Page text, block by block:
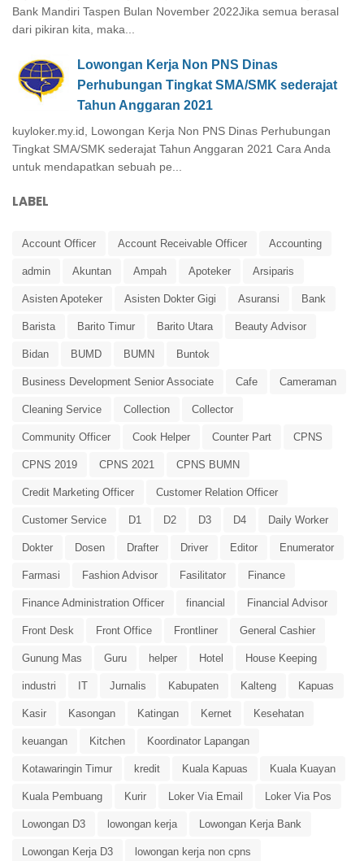
Bank Mandiri Taspen Bulan November 2022Jika semua berasal
dari pikiran kita, maka...
Lowongan Kerja Non PNS Dinas
Perhubungan Tingkat SMA/SMK sederajat
Tahun Anggaran 2021
kuyloker.my.id, Lowongan Kerja Non PNS Dinas Perhubungan
Tingkat SMA/SMK sederajat Tahun Anggaran 2021 Cara Anda
untuk mendapatkan sebuah pe...
LABEL
Account Officer Account Receivable Officer Accounting
admin Akuntan Ampah Apoteker Arsiparis
Asisten Apoteker Asisten Dokter Gigi Asuransi Bank
Barista Barito Timur Barito Utara Beauty Advisor
Bidan BUMD BUMN Buntok
Business Development Senior Associate Cafe Cameraman
Cleaning Service Collection Collector
Community Officer Cook Helper Counter Part CPNS
CPNS 2019 CPNS 2021 CPNS BUMN
Credit Marketing Officer Customer Relation Officer
Customer Service D1 D2 D3 D4 Daily Worker
Dokter Dosen Drafter Driver Editor Enumerator
Farmasi Fashion Advisor Fasilitator Finance
Finance Administration Officer financial Financial Advisor
Front Desk Front Office Frontliner General Cashier
Gunung Mas Guru helper Hotel House Keeping
industri IT Jurnalis Kabupaten Kalteng Kapuas
Kasir Kasongan Katingan Kernet Kesehatan
keuangan Kitchen Koordinator Lapangan
Kotawaringin Timur kredit Kuala Kapuas Kuala Kuayan
Kuala Pembuang Kurir Loker Via Email Loker Via Pos
Lowongan D3 lowongan kerja Lowongan Kerja Bank
Lowongan Kerja D3 lowongan kerja non cpns